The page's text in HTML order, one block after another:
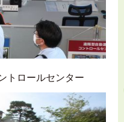
トロールセンター